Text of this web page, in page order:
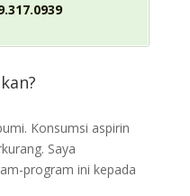
Konsumsi aspirin
Saya
program ini kepada